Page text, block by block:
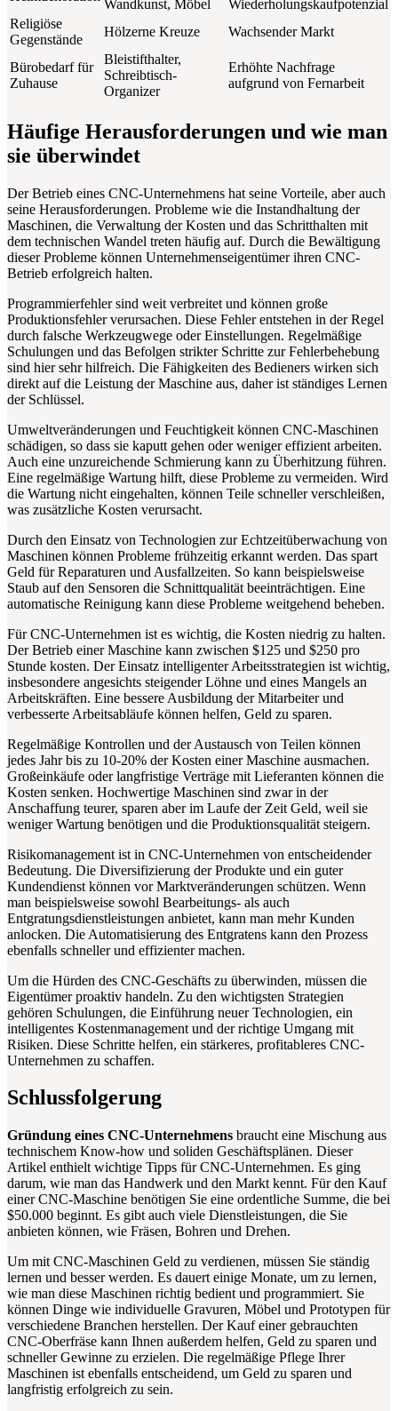
Wandkunst, Möbel
Wiederholungskaufpotenzial
Religiöse
Gegenstände
Hölzerne Kreuze Wachsender Markt
Bürobedarf für
Zuhause
Bleistifthalter,
Schreibtisch-
Organizer
Erhöhte Nachfrage
aufgrund von Fernarbeit
Häufige Herausforderungen und wie man
sie überwindet
Der Betrieb eines CNC-Unternehmens hat seine Vorteile, aber auch
seine Herausforderungen. Probleme wie die Instandhaltung der
Maschinen, die Verwaltung der Kosten und das Schritthalten mit
dem technischen Wandel treten häufig auf. Durch die Bewältigung
dieser Probleme können Unternehmenseigentümer ihren CNC-
Betrieb erfolgreich halten.
Programmierfehler sind weit verbreitet und können große
Produktionsfehler verursachen. Diese Fehler entstehen in der Regel
durch falsche Werkzeugwege oder Einstellungen. Regelmäßige
Schulungen und das Befolgen strikter Schritte zur Fehlerbehebung
sind hier sehr hilfreich. Die Fähigkeiten des Bedieners wirken sich
direkt auf die Leistung der Maschine aus, daher ist ständiges Lernen
der Schlüssel.
Umweltveränderungen und Feuchtigkeit können CNC-Maschinen
schädigen, so dass sie kaputt gehen oder weniger effizient arbeiten.
Auch eine unzureichende Schmierung kann zu Überhitzung führen.
Eine regelmäßige Wartung hilft, diese Probleme zu vermeiden. Wird
die Wartung nicht eingehalten, können Teile schneller verschleißen,
was zusätzliche Kosten verursacht.
Durch den Einsatz von Technologien zur Echtzeitüberwachung von
Maschinen können Probleme frühzeitig erkannt werden. Das spart
Geld für Reparaturen und Ausfallzeiten. So kann beispielsweise
Staub auf den Sensoren die Schnittqualität beeinträchtigen. Eine
automatische Reinigung kann diese Probleme weitgehend beheben.
Für CNC-Unternehmen ist es wichtig, die Kosten niedrig zu halten.
Der Betrieb einer Maschine kann zwischen $125 und $250 pro
Stunde kosten. Der Einsatz intelligenter Arbeitsstrategien ist wichtig,
insbesondere angesichts steigender Löhne und eines Mangels an
Arbeitskräften. Eine bessere Ausbildung der Mitarbeiter und
verbesserte Arbeitsabläufe können helfen, Geld zu sparen.
Regelmäßige Kontrollen und der Austausch von Teilen können
jedes Jahr bis zu 10-20% der Kosten einer Maschine ausmachen.
Großeinkäufe oder langfristige Verträge mit Lieferanten können die
Kosten senken. Hochwertige Maschinen sind zwar in der
Anschaffung teurer, sparen aber im Laufe der Zeit Geld, weil sie
weniger Wartung benötigen und die Produktionsqualität steigern.
Risikomanagement ist in CNC-Unternehmen von entscheidender
Bedeutung. Die Diversifizierung der Produkte und ein guter
Kundendienst können vor Marktveränderungen schützen. Wenn
man beispielsweise sowohl Bearbeitungs- als auch
Entgratungsdienstleistungen anbietet, kann man mehr Kunden
anlocken. Die Automatisierung des Entgratens kann den Prozess
ebenfalls schneller und effizienter machen.
Um die Hürden des CNC-Geschäfts zu überwinden, müssen die
Eigentümer proaktiv handeln. Zu den wichtigsten Strategien
gehören Schulungen, die Einführung neuer Technologien, ein
intelligentes Kostenmanagement und der richtige Umgang mit
Risiken. Diese Schritte helfen, ein stärkeres, profitableres CNC-
Unternehmen zu schaffen.
Schlussfolgerung
Gründung eines CNC-Unternehmens braucht eine Mischung aus
technischem Know-how und soliden Geschäftsplänen. Dieser
Artikel enthielt wichtige Tipps für CNC-Unternehmen. Es ging
darum, wie man das Handwerk und den Markt kennt. Für den Kauf
einer CNC-Maschine benötigen Sie eine ordentliche Summe, die bei
$50.000 beginnt. Es gibt auch viele Dienstleistungen, die Sie
anbieten können, wie Fräsen, Bohren und Drehen.
Um mit CNC-Maschinen Geld zu verdienen, müssen Sie ständig
lernen und besser werden. Es dauert einige Monate, um zu lernen,
wie man diese Maschinen richtig bedient und programmiert. Sie
können Dinge wie individuelle Gravuren, Möbel und Prototypen für
verschiedene Branchen herstellen. Der Kauf einer gebrauchten
CNC-Oberfräse kann Ihnen außerdem helfen, Geld zu sparen und
schneller Gewinne zu erzielen. Die regelmäßige Pflege Ihrer
Maschinen ist ebenfalls entscheidend, um Geld zu sparen und
langfristig erfolgreich zu sein.